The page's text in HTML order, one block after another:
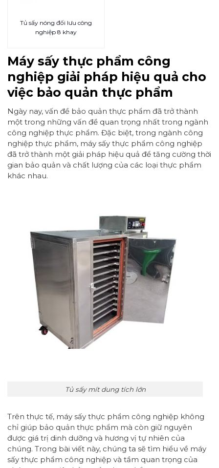
Tủ sấy nóng đối lưu công
nghiệp 8 khay
Máy sấy thực phẩm công
nghiệp giải pháp hiệu quả cho
việc bảo quản thực phẩm
Ngày nay, vấn đề bảo quản thực phẩm đã trở thành
một trong những vấn đề quan trọng nhất trong ngành
công nghiệp thực phẩm. Đặc biệt, trong ngành công
nghiệp thực phẩm, máy sấy thực phẩm công nghiệp
đã trở thành một giải pháp hiệu quả để tăng cường thời
gian bảo quản và chất lượng của các loại thực phẩm
khác nhau.
Tủ sấy mít dung tích lớn
Trên thực tế, máy sấy thực phẩm công nghiệp không
chỉ giúp bảo quản thực phẩm mà còn giữ nguyên
được giá trị dinh dưỡng và hương vị tự nhiên của
chúng. Trong bài viết này, chúng ta sẽ tìm hiểu về máy
sấy thực phẩm công nghiệp và tầm quan trọng của